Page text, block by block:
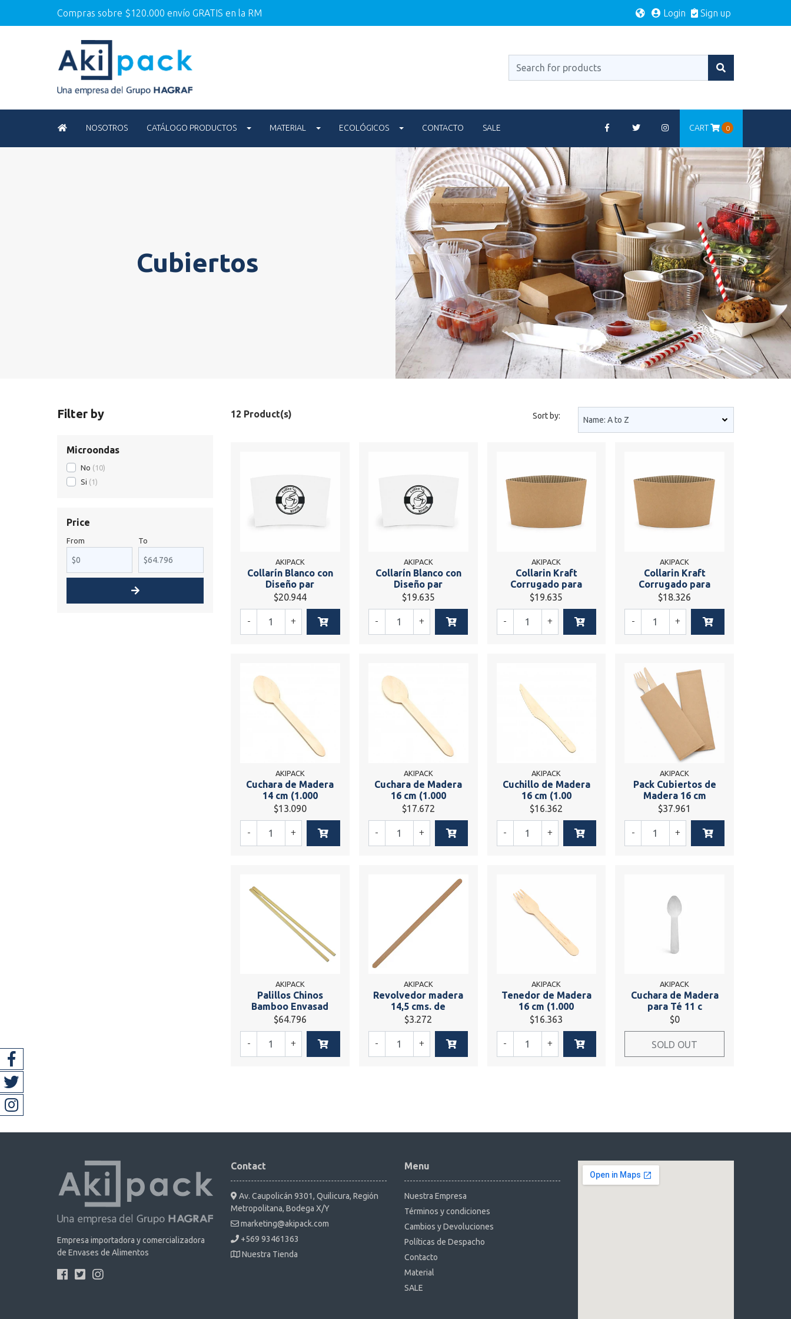
Compras sobre $120.000 envío GRATIS en la RM Login Sign up
NOSOTROS CATÁLOGO PRODUCTOS MATERIAL ECOLÓGICOS CONTACTO SALE CART 0
Cubiertos
Filter by
Microondas
No
10
Si
1
Price
From To
12 Product(s) Sort by:
AKIPACK
Collarín Blanco con
Diseño par
$20.944
+
-
AKIPACK
Collarín Blanco con
Diseño par
$19.635
+
-
AKIPACK
Collarin Kraft
Corrugado para
$19.635
+
-
AKIPACK
Collarin Kraft
Corrugado para
$18.326
+
-
AKIPACK
Cuchara de Madera
14 cm (1.000
$13.090
+
-
AKIPACK
Cuchara de Madera
16 cm (1.000
$17.672
+
-
AKIPACK
Cuchillo de Madera
16 cm (1.00
$16.362
+
-
AKIPACK
Pack Cubiertos de
Madera 16 cm
$37.961
+
-
AKIPACK
Palillos Chinos
Bamboo Envasad
$64.796
+
-
AKIPACK
Revolvedor madera
14,5 cms. de
$3.272
+
-
AKIPACK
Tenedor de Madera
16 cm (1.000
$16.363
+
-
AKIPACK
Cuchara de Madera
para Té 11 c
$0
SOLD OUT
Empresa importadora y comercializadora
de Envases de Alimentos
Contact
Av. Caupolicán 9301, Quilicura, Región
Metropolitana, Bodega X/Y
marketing@akipack.com
+569 93461363
Nuestra Tienda
Menu
Nuestra Empresa
Términos y condiciones
Cambios y Devoluciones
Políticas de Despacho
Contacto
Material
SALE